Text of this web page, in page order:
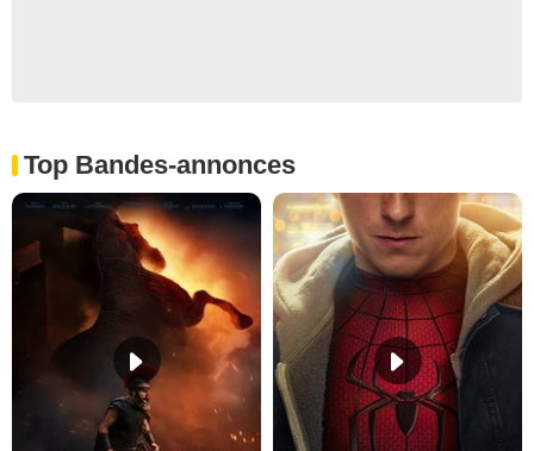
Top Bandes-annonces